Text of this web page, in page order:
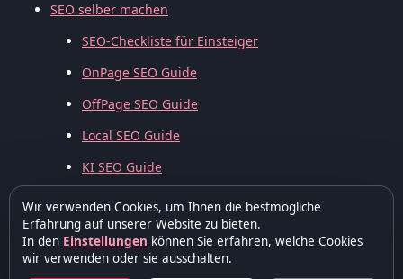
SEO selber machen
SEO-Checkliste für Einsteiger
OnPage SEO Guide
OffPage SEO Guide
Local SEO Guide
KI SEO Guide
Wir verwenden Cookies, um Ihnen die bestmögliche
Erfahrung auf unserer Website zu bieten.
In den Einstellungen können Sie erfahren, welche Cookies
wir verwenden oder sie ausschalten.